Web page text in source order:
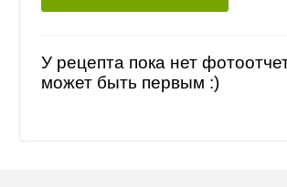
У рецепта пока нет
может быть первым :)